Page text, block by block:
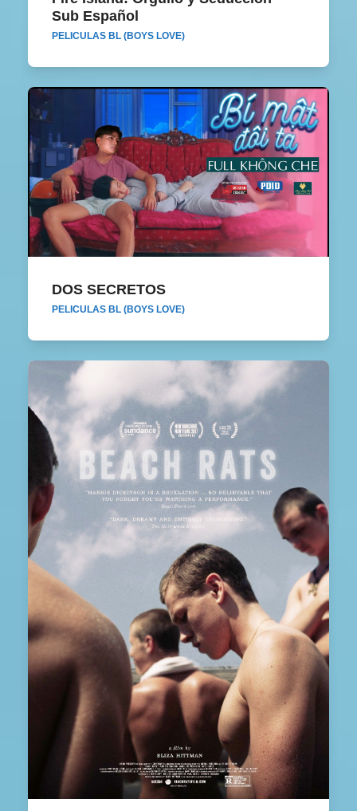
Sub Español
PELICULAS BL (BOYS LOVE)
DOS SECRETOS
DOS SECRETOS
PELICULAS BL (BOYS LOVE)